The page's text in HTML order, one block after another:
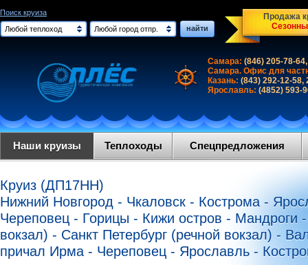
Поиск круиза
Любой теплоход
Любой город отпр. найти
Продажа
Самара: (846) 205-78-
Самара. Офис для
Казань: (843) 292-12-58,
Ярославль: (4852) 593-
Наши круизы Теплоходы Спецпредложения
Круиз (ДП17НН)
Нижний Новгород - Чкаловск - Кострома -
Череповец - Горицы - Кижи остров - Мандроги
вокзал) - Санкт Петербург (речной вокзал) -
причал Ирма - Череповец - Ярославль -